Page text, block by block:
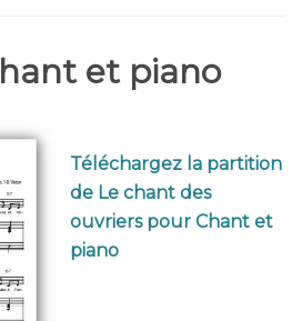
et piano
Téléchargez la partition
de Le chant des
ouvriers pour Chant et
piano